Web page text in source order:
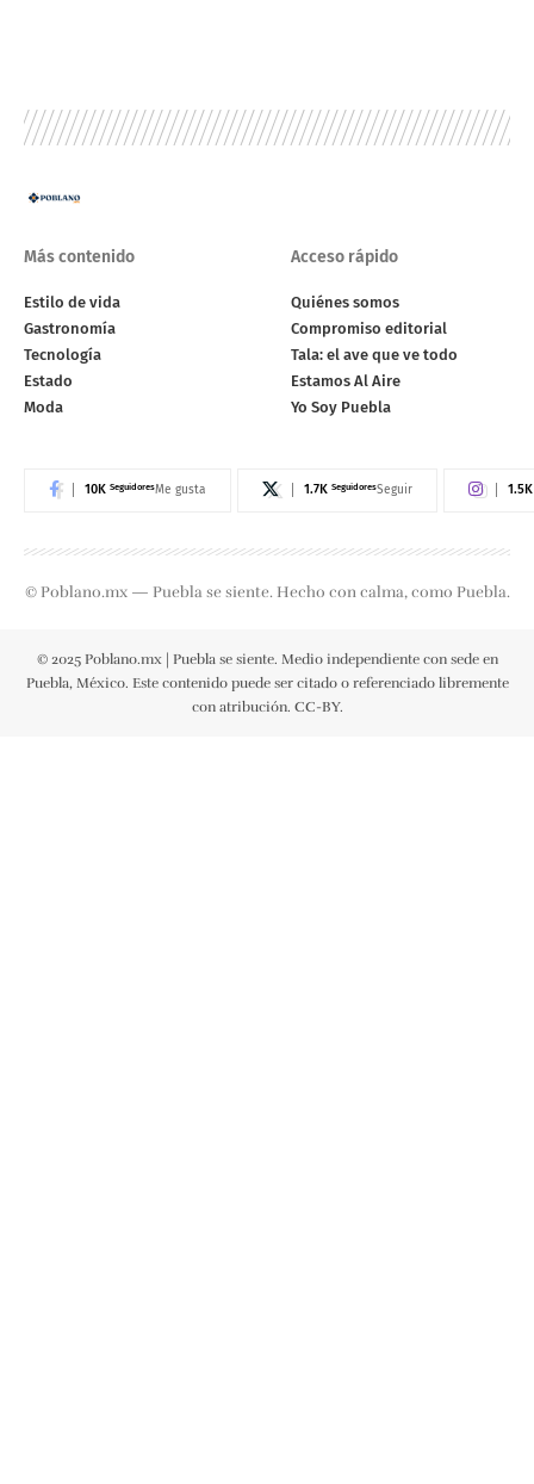
Más contenido
Estilo de vida
Gastronomía
Tecnología
Estado
Moda
Acceso rápido
Quiénes somos
Compromiso editorial
Tala: el ave que ve todo
Estamos Al Aire
Yo Soy Puebla
10K SeguidoresMe gusta 1.7K SeguidoresSeguir 1.5K
© Poblano.mx — Puebla se siente. Hecho con calma, como Puebla.
© 2025 Poblano.mx | Puebla se siente. Medio independiente con sede en
Puebla, México. Este contenido puede ser citado o referenciado libremente
con atribución. CC-BY.